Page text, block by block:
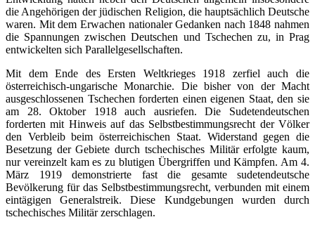
die Angehörigen der jüdischen Religion, die hauptsächlich Deutsche
waren. Mit dem Erwachen nationaler Gedanken nach 1848 nahmen
die Spannungen zwischen Deutschen und Tschechen zu, in Prag
entwickelten sich Parallelgesellschaften.
Mit dem Ende des Ersten Weltkrieges 1918 zerfiel auch die
österreichisch-ungarische Monarchie. Die bisher von der Macht
ausgeschlossenen Tschechen forderten einen eigenen Staat, den sie
am 28. Oktober 1918 auch ausriefen. Die Sudetendeutschen
forderten mit Hinweis auf das Selbstbestimmungsrecht der Völker
den Verbleib beim österreichischen Staat. Widerstand gegen die
Besetzung der Gebiete durch tschechisches Militär erfolgte kaum,
nur vereinzelt kam es zu blutigen Übergriffen und Kämpfen. Am 4.
März 1919 demonstrierte fast die gesamte sudetendeutsche
Bevölkerung für das Selbstbestimmungsrecht, verbunden mit einem
eintägigen Generalstreik. Diese Kundgebungen wurden durch
tschechisches Militär zerschlagen.